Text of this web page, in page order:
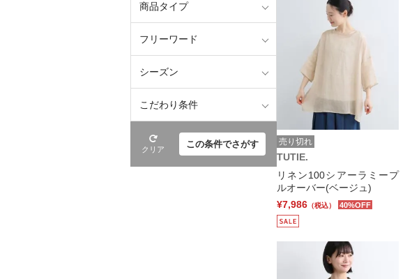
商品タイプ
フリーワード
シーズン
こだわり条件
クリア この条件でさがす 売り切れ
TUTIE.
リネン100シアーラミープ
ルオーバー(ベージュ)
¥7,986 （税込） 40%OFF